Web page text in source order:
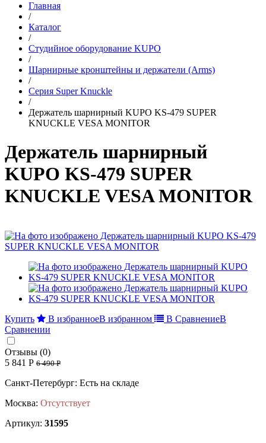
Главная
/
Каталог
/
Студийное оборудование KUPO
/
Шарнирные кронштейны и держатели (Arms)
/
Серия Super Knuckle
/
Держатель шарнирный KUPO KS-479 SUPER
KNUCKLE VESA MONITOR
Держатель шарнирный
KUPO KS-479 SUPER
KNUCKLE VESA MONITOR
Купить В избранноеВ избранном В СравнениеВ
Сравнении
Отзывы (0)
5 841 Р 6 490 Р
Санкт-Петербург: Есть на складе
Москва: Отсутствует
Артикул: 31595